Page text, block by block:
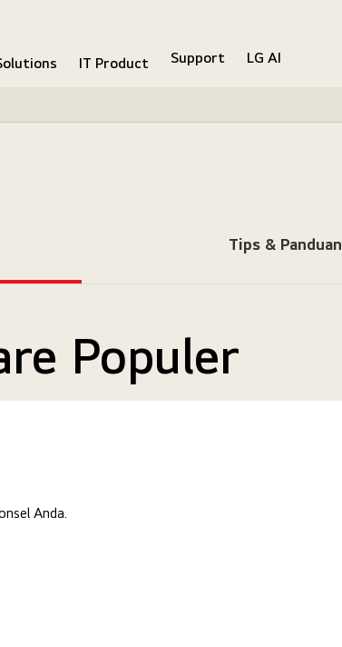
IT Product Support
LG AI
Tips & Panduan
Populer
Anda.